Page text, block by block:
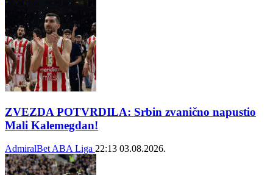
ZVEZDA POTVRDILA: Srbin zvanično napustio
Mali Kalemegdan!
AdmiralBet ABA Liga 22:13 03.08.2026.